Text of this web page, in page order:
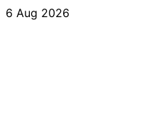
Skip
6 Aug 2026